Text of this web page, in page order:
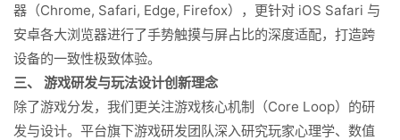
器（Chrome, Safari, Edge, Firefox），更针对 iOS Safari 与
安卓各大浏览器进行了手势触摸与屏占比的深度适配，打造跨
设备的一致性极致体验。
三、 游戏研发与玩法设计创新理念
除了游戏分发，我们更关注游戏核心机制（Core Loop）的研
发与设计。平台旗下游戏研发团队深入研究玩家心理学、数值